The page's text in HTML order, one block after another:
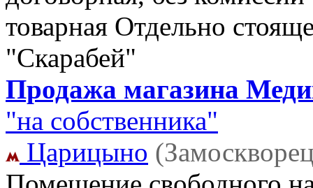
товарная Отдельно
"Скарабей"
Продажа магазина
"на собственника"
Царицыно